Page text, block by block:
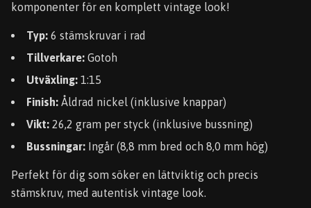
komponenter för en komplett vintage look!
Typ: 6 stämskruvar i rad
Tillverkare: Gotoh
Utväxling: 1:15
Finish: Åldrad nickel (inklusive knappar)
Vikt: 26,2 gram per styck (inklusive bussning)
Bussningar: Ingår (8,8 mm bred och 8,0 mm hög)
Perfekt för dig som söker en lättviktig och precis
stämskruv, med autentisk vintage look.